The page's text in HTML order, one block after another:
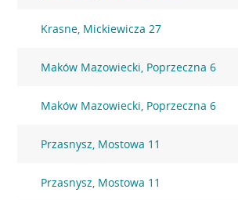
Krasne, Mickiewicza 27
Maków Mazowiecki, Poprzeczna 6
Maków Mazowiecki, Poprzeczna 6
Przasnysz, Mostowa 11
Przasnysz, Mostowa 11